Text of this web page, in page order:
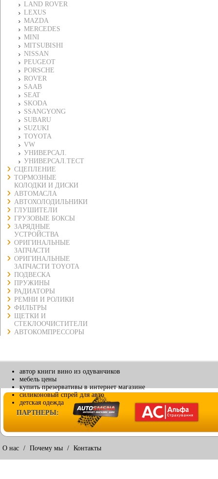
LAND ROVER
LEXUS
MAZDA
MERCEDES
MINI
MITSUBISHI
NISSAN
PEUGEOT
PORSCHE
ROVER
SAAB
SEAT
SKODA
SSANGYONG
SUBARU
SUZUKI
TOYOTA
VW
УНИВЕРСАЛ.
УНИВЕРСАЛ.ТЕСТ
СЦЕПЛЕНИЕ
ТОРМОЗНЫЕ
КОЛОДКИ И ДИСКИ
АВТОМАСЛА
АВТОХОЛОДИЛЬНИКИ
ГЛУШИТЕЛИ
ГРУЗОВЫЕ БОКСЫ
ЗАРЯДНЫЕ
УСТРОЙСТВА
ОРИГИНАЛЬНЫЕ
ЗАПЧАСТИ
ОРИГИНАЛЬНЫЕ
ЗАПЧАСТИ TOYOTA
ПОДВЕСКА
ПРУЖИНЫ
РАДИАТОРЫ
РЕМНИ И РОЛИКИ
ФИЛЬТРЫ
ЩЕТКИ И
СТЕКЛООЧИСТИТЕЛИ
АВТОКОМПРЕССОРЫ
автор книги вино из одуванчиков
мебель цены
купить презервативы в интернет магазине
силиконовый спрей для авто
детская одежда
ПАРТНЕРЫ:
О нас / Почему мы / Контакты